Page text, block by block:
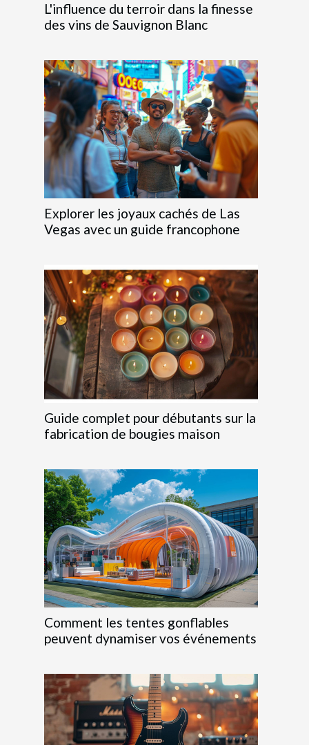
L'influence du terroir dans la finesse
des vins de Sauvignon Blanc
Explorer les joyaux cachés de Las
Vegas avec un guide francophone
Guide complet pour débutants sur la
fabrication de bougies maison
Comment les tentes gonflables
peuvent dynamiser vos événements